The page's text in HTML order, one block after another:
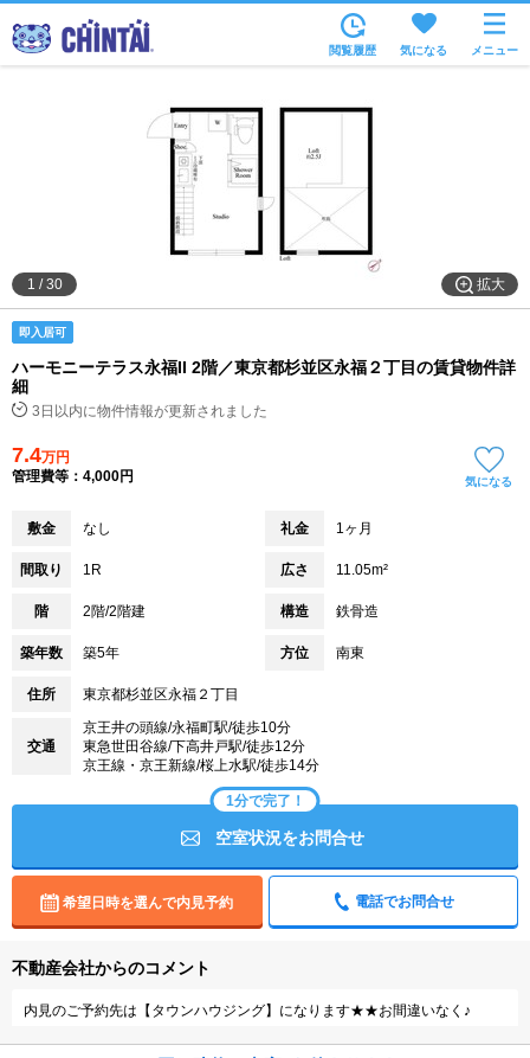
住所から
家賃相場から
通勤通学時間から
物件特集から
閲覧履歴 気になる メニュー
拡大
1 /30
即入居可
ハーモニーテラス永福II 2階／東京都杉並区永福２丁目の賃貸物件詳
細
3日以内に物件情報が更新されました
7.4万円
管理費等：4,000円
気になる
敷金 なし 礼金 1ヶ月
間取り 1R 広さ 11.05m²
階 2階/2階建 構造 鉄骨造
築年数 築5年 方位 南東
住所 東京都杉並区永福２丁目
交通
京王井の頭線/永福町駅/徒歩10分
東急世田谷線/下高井戸駅/徒歩12分
京王線・京王新線/桜上水駅/徒歩14分
1分で完了！
空室状況をお問合せ
希望日時を選んで内見予約 電話でお問合せ
不動産会社からのコメント
内見のご予約先は【タウンハウジング】になります★★お間違いなく♪